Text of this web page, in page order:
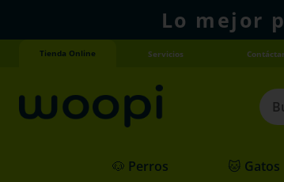
Lo mejor
Tienda Online Servicios
1
🐶 Perros 🐱 Gatos